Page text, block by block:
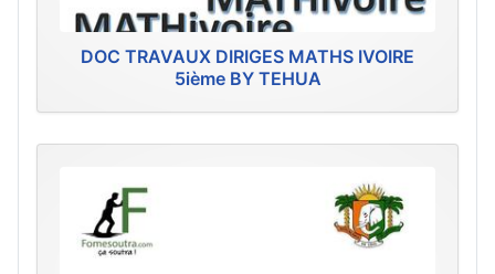
DOC TRAVAUX DIRIGES MATHS IVOIRE
5ième BY TEHUA